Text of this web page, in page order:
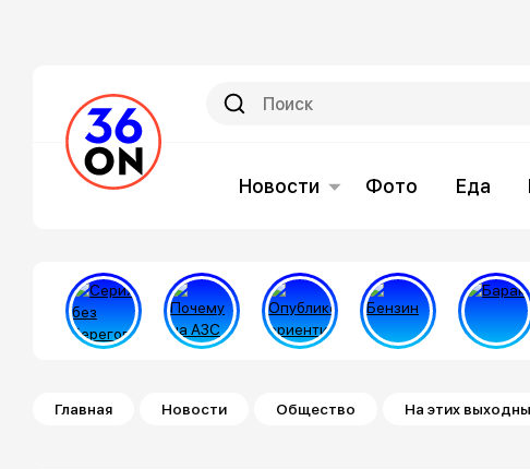
Новости Фото Еда
Строка навигации
Главная Новости Общество На этих